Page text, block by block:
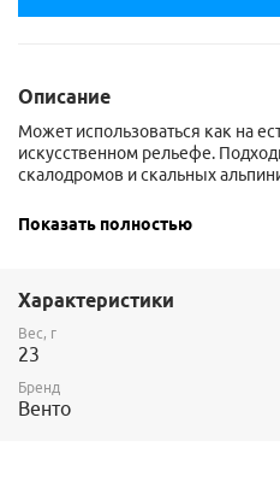
Описание
Может использоваться как на
искусственном рельефе.
скалодромов и скальных
Оцинкованные лучше
закрытых помещениях, а из
Показать полностью
Характеристики
Вес, г
23
Бренд
Венто